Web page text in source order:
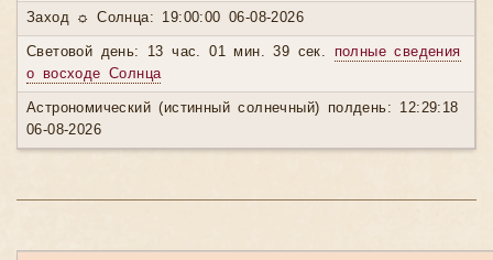
Заход ☼ Солнца: 19:00:00 06-08-2026
Световой день: 13 час. 01 мин. 39 сек. полные сведения
о восходе Солнца
Астрономический (истинный солнечный) полдень: 12:29:18
06-08-2026